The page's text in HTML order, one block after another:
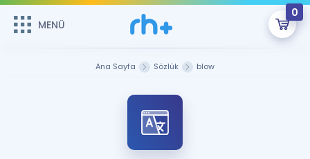
MENÜ
0
Sepetin Şu An Boş.
Remzi Hoca ile seni sınava hazırlayacak onlarca eğitim seni
bekliyor!
MENÜ
Ana Sayfa Sözlük blow